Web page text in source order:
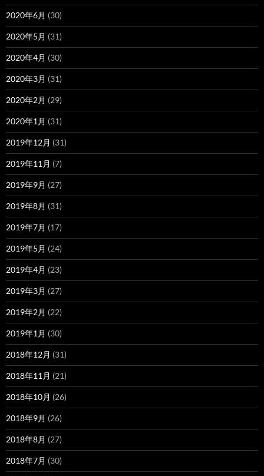
2020年6月 (30)
2020年5月 (31)
2020年4月 (30)
2020年3月 (31)
2020年2月 (29)
2020年1月 (31)
2019年12月 (31)
2019年11月 (7)
2019年9月 (27)
2019年8月 (31)
2019年7月 (17)
2019年5月 (24)
2019年4月 (23)
2019年3月 (27)
2019年2月 (22)
2019年1月 (30)
2018年12月 (31)
2018年11月 (21)
2018年10月 (26)
2018年9月 (26)
2018年8月 (27)
2018年7月 (30)